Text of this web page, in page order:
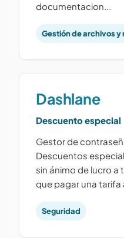
documentacion...
Gestión de archivos y
Dashlane
Descuento especial
Gestor de
Descuentos
sin ánimo de lucro a
que pagar una tarifa
Seguridad